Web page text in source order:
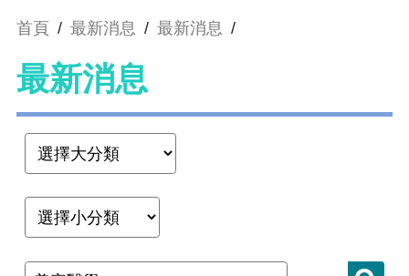
首頁 / 最新消息 / 最新消息 /
最新消息